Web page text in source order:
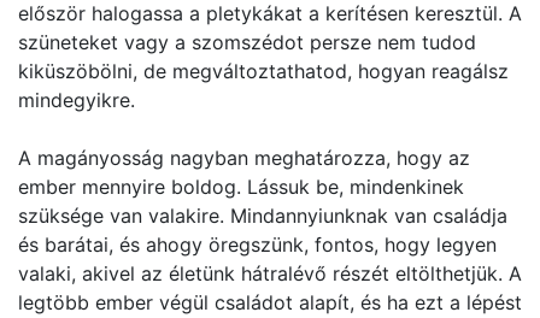
először halogassa a pletykákat a kerítésen keresztül. A
szüneteket vagy a szomszédot persze nem tudod
kiküszöbölni, de megváltoztathatod, hogyan reagálsz
mindegyikre.
A magányosság nagyban meghatározza, hogy az
ember mennyire boldog. Lássuk be, mindenkinek
szüksége van valakire. Mindannyiunknak van családja
és barátai, és ahogy öregszünk, fontos, hogy legyen
valaki, akivel az életünk hátralévő részét eltölthetjük. A
legtöbb ember végül családot alapít, és ha ezt a lépést